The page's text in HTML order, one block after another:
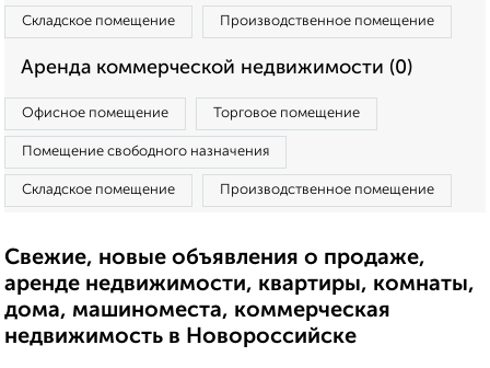
Складское помещение Производственное помещение
Аренда коммерческой недвижимости (0)
Офисное помещение Торговое помещение
Помещение свободного назначения
Складское помещение Производственное помещение
Свежие, новые объявления о продаже,
аренде недвижимости, квартиры, комнаты,
дома, машиноместа, коммерческая
недвижимость в Новороссийске